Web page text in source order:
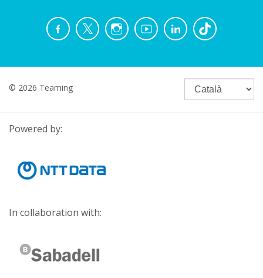
© 2026 Teaming
Powered by:
In collaboration with: